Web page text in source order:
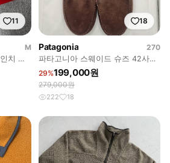
11
M
치 레
18
Patagonia
270
파타고니아 스웨이드 슈즈 42사이
즈
29%199,000원
279,000원
222 18